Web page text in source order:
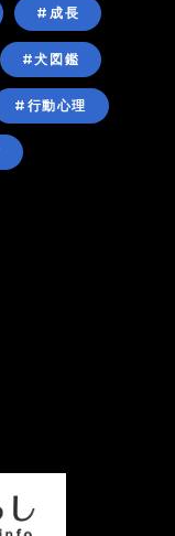
#成長
#犬図鑑
#行動心理